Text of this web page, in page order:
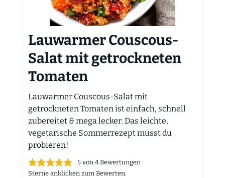
Lauwarmer Couscous-
Salat mit getrockneten
Tomaten
Lauwarmer Couscous-Salat mit
getrockneten Tomaten ist einfach, schnell
zubereitet & mega lecker. Das leichte,
vegetarische Sommerrezept musst du
probieren!
5von 4Bewertungen
Sterne anklicken zum Bewerten.